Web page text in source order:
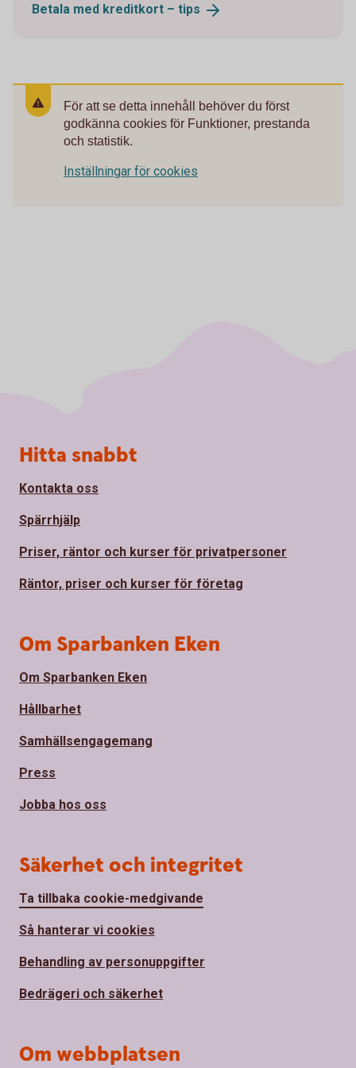
Betala med kreditkort – tips
För att se detta innehåll behöver du först
godkänna cookies för Funktioner, prestanda
och statistik.
Inställningar för cookies
Sidfot
Hitta snabbt
Kontakta oss
Spärrhjälp
Priser, räntor och kurser för privatpersoner
Räntor, priser och kurser för företag
Om Sparbanken Eken
Om Sparbanken Eken
Hållbarhet
Samhällsengagemang
Press
Jobba hos oss
Säkerhet och integritet
Ta tillbaka cookie-medgivande
Så hanterar vi cookies
Behandling av personuppgifter
Bedrägeri och säkerhet
Om webbplatsen